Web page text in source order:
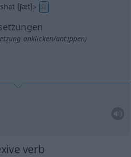
[ʃæt]> SL
anklicken/antippen)
verb